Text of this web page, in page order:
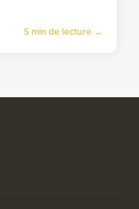
5 min de lecture →